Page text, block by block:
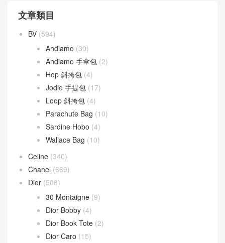
文章類目
BV (594)
Andiamo (30)
Andiamo 手拿包 (2)
Hop 斜挎包 (4)
Jodie 手提包 (17)
Loop 斜挎包 (4)
Parachute Bag (10)
Sardine Hobo (4)
Wallace Bag (10)
Celine (340)
Chanel (669)
Dior (508)
30 Montaigne (9)
Dior Bobby (4)
Dior Book Tote (2)
Dior Caro (15)